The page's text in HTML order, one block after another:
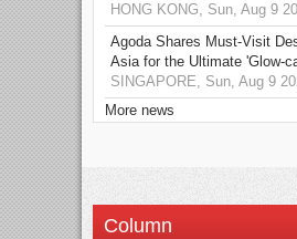
HONG KONG, Sun, Aug 9
Agoda Shares Must-Visit
Asia for the Ultimate 'Glow-
SINGAPORE, Sun, Aug 9
More news
Column